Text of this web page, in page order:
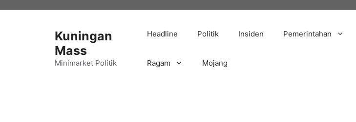
Kuningan
Mass
Minimarket Politik
Headline Politik Insiden Pemerintahan
Ragam Mojang